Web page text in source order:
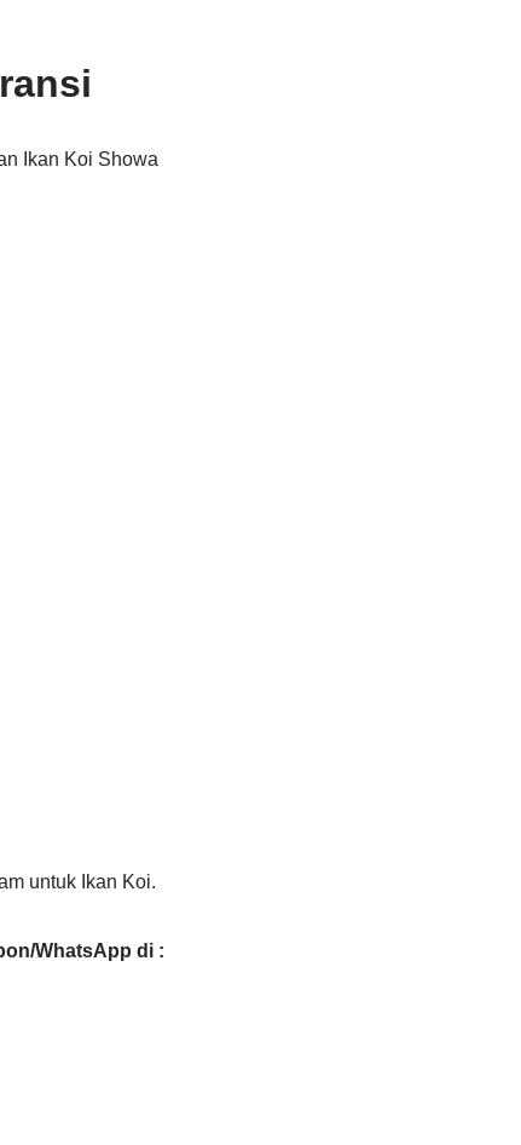
Ikan Koi Showa
untuk Ikan Koi.
WhatsApp di :